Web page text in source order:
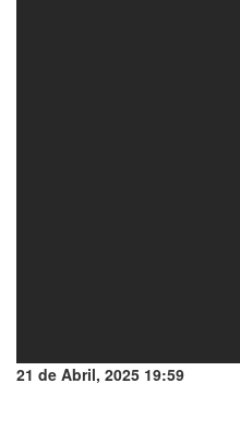
21 de Abril, 2025 19:59